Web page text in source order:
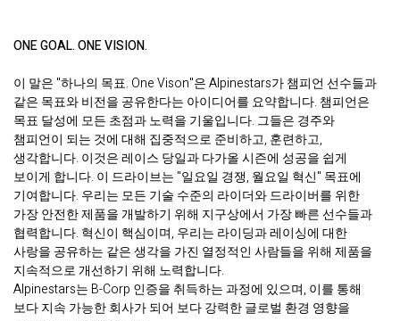
ONE GOAL. ONE VISION.
이 말은 "하나의 목표. One Vison"은 Alpinestars가 챔피언 선수들과
같은 목표와 비전을 공유한다는 아이디어를 요약합니다. 챔피언은
목표 달성에 모든 초점과 노력을 기울입니다. 그들은 경주와
챔피언이 되는 것에 대해 집중적으로 준비하고, 훈련하고,
생각합니다. 이것은 레이스 당일과 다가올 시즌에 성공을 쉽게
보이게 합니다. 이 드라이브는 "일요일 경쟁, 월요일 혁신" 목표에
기여합니다. 우리는 모든 기술 수준의 라이더와 드라이버를 위한
가장 안전한 제품을 개발하기 위해 지구상에서 가장 빠른 선수들과
협력합니다. 혁신이 핵심이며, 우리는 라이딩과 레이싱에 대한
사랑을 공유하는 같은 생각을 가진 열정적인 사람들을 위해 제품을
지속적으로 개선하기 위해 노력합니다.
Alpinestars는 B-Corp 인증을 취득하는 과정에 있으며, 이를 통해
보다 지속 가능한 회사가 되어 보다 강력한 글로벌 환경 영향을